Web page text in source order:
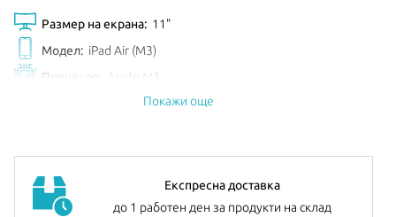
Размер на екрана: 11"
Модел: iPad Air (M3)
Процесор:
Apple M3
Анонсиран: Март 2025
Допълнителна информация: можете да намерите
Покажи още
Експресна доставка
до 1 работен ден за продукти на склад